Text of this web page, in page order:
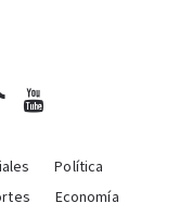
Política
Economía